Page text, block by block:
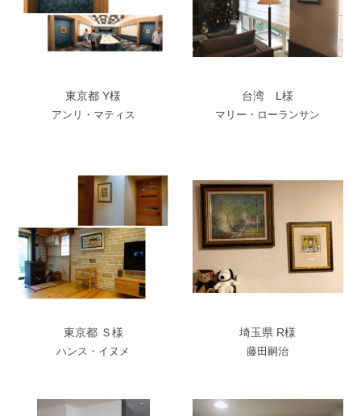
東京都 Y様
アンリ・マティス
台湾 L様
マリー・ローランサン
東京都 Ｓ様
ハンス・イヌメ
埼玉県 R様
藤田嗣治